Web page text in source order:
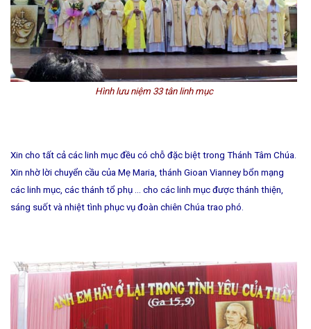
Hình lưu niệm 33 tân linh mục
Xin cho tất cả các linh mục đều có chỗ đặc biệt trong Thánh Tâm Chúa.
Xin nhờ lời chuyển cầu của Mẹ Maria, thánh Gioan Vianney bổn mạng
các linh mục, các thánh tổ phụ … cho các linh mục được thánh thiện,
sáng suốt và nhiệt tình phục vụ đoàn chiên Chúa trao phó.